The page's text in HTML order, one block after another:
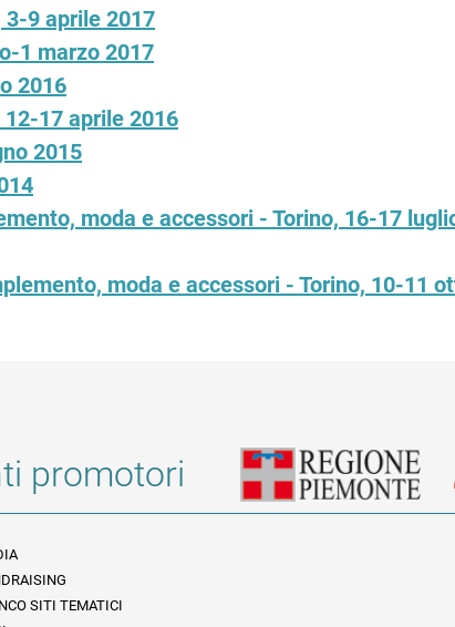
3-9 aprile 2017
1 marzo 2017
2016
17 aprile 2016
2015
moda e accessori - Torino, 16-17
moda e accessori - Torino, 10-11
promotori
legali e trasparenza
SITI TEMATICI